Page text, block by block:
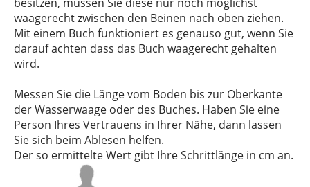
waagerecht zwischen den Beinen nach oben ziehen.
Mit einem Buch funktioniert es genauso gut, wenn Sie
darauf achten dass das Buch waagerecht gehalten
wird.
Messen Sie die Länge vom Boden bis zur Oberkante
der Wasserwaage oder des Buches. Haben Sie eine
Person Ihres Vertrauens in Ihrer Nähe, dann lassen
Sie sich beim Ablesen helfen.
Der so ermittelte Wert gibt Ihre Schrittlänge in cm an.